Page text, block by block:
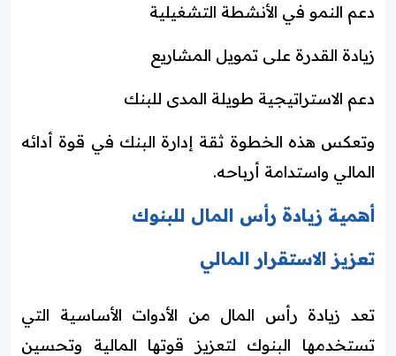
دعم النمو في الأنشطة التشغيلية
زيادة القدرة على تمويل المشاريع
دعم الاستراتيجية طويلة المدى للبنك
وتعكس هذه الخطوة ثقة إدارة البنك في قوة أدائه
المالي واستدامة أرباحه.
أهمية زيادة رأس المال للبنوك
تعزيز الاستقرار المالي
تعد زيادة رأس المال من الأدوات الأساسية التي
تستخدمها البنوك لتعزيز قوتها المالية وتحسين